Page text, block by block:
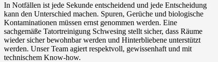
In Notfällen ist jede Sekunde entscheidend und jede Entscheidung
kann den Unterschied machen. Spuren, Gerüche und biologische
Kontaminationen müssen ernst genommen werden. Eine
sachgemäße Tatortreinigung Schwesing stellt sicher, dass Räume
wieder sicher bewohnbar werden und Hinterbliebene unterstützt
werden. Unser Team agiert respektvoll, gewissenhaft und mit
technischem Know-how.